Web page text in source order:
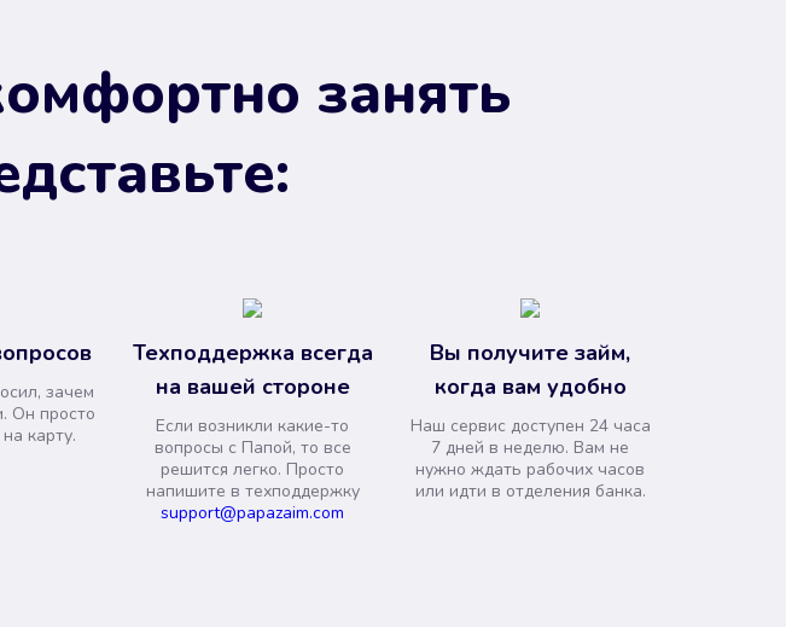
занять
зачем
Он просто
карту.
Техподдержка всегда
на вашей стороне
Если возникли какие-то
вопросы с Папой, то все
решится легко. Просто
напишите в техподдержку
support@papazaim.com
Вы получите займ,
когда вам удобно
Наш сервис доступен 24 часа
7 дней в неделю. Вам не
нужно ждать рабочих часов
или идти в отделения банка.